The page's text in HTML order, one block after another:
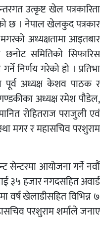
उत्कृष्ट खेल पत्रकारिता
छ । नेपाल खेलकुद पत्रकार
अध्यक्षतामा आइतबार
समितिको सिफारिस
निर्णय गरेको हो । प्रतिभा
पूर्व अध्यक्ष केशव पाठक र
अध्यक्ष रमेश पौडेल,
रोहितराज पराजुली एवं
मगर र महासचिव परशुराम
सेन्टरमा आयोजना गर्ने नवौं
३५ हजार नगदसहित अवार्ड
वर्ष खेलाडीसहित विभिन्न ७
परशुराम शर्माले जनाए